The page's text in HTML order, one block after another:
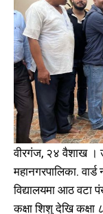
वीरगंज, २४ वैशाख ।
महानगरपालिका.
विद्यालयमा आठ वटा
कक्षा शिशु देखि